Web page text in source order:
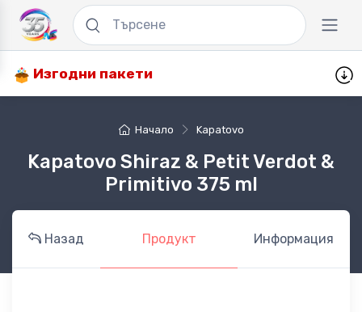
Изгодни пакети
Начало Kapatovo
Kapatovo Shiraz & Petit Verdot &
Primitivo 375 ml
Назад Продукт Информация